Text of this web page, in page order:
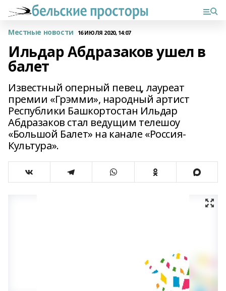
Местные новости 16 ИЮЛЯ 2020, 14:07
Ильдар Абдразаков ушел в
балет
Известный оперный певец, лауреат
премии «Грэмми», народный артист
Республики Башкортостан Ильдар
Абдразаков стал ведущим телешоу
«Большой Балет» на канале «Россия-
Культура».